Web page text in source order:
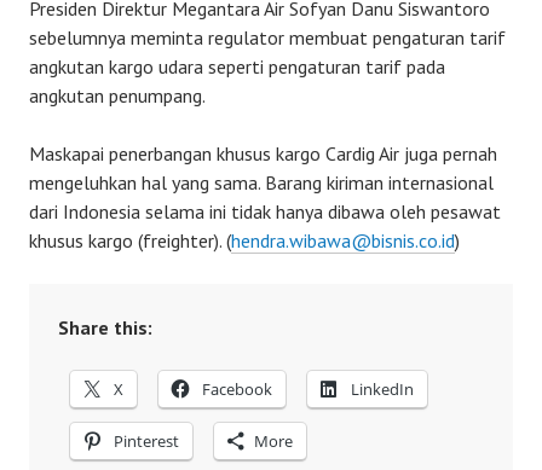
Presiden Direktur Megantara Air Sofyan Danu Siswantoro
sebelumnya meminta regulator membuat pengaturan tarif
angkutan kargo udara seperti pengaturan tarif pada
angkutan penumpang.
Maskapai penerbangan khusus kargo Cardig Air juga pernah
mengeluhkan hal yang sama. Barang kiriman internasional
dari Indonesia selama ini tidak hanya dibawa oleh pesawat
khusus kargo (freighter). (hendra.wibawa@bisnis.co.id)
Share this:
X Facebook LinkedIn
Pinterest More